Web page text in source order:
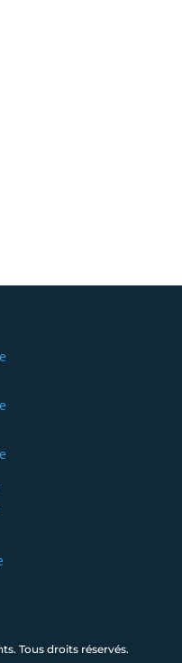
Tous droits réservés.